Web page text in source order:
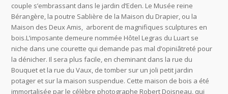
couple s’embrassant dans le jardin d’Eden. Le Musée reine
Bérangère, la poutre Sablière de la Maison du Drapier, ou la
Maison des Deux Amis, arborent de magnifiques sculptures en
bois.L’imposante demeure nommée Hôtel Legras du Luart se
niche dans une courette qui demande pas mal d’opiniâtreté pour
la dénicher. Il sera plus facile, en cheminant dans la rue du
Bouquet et la rue du Vaux, de tomber sur un joli petit jardin
potager et sur la maison suspendue. Cette maison de bois a été
immortalisée par le célèbre photographe Robert Doisneau, qui